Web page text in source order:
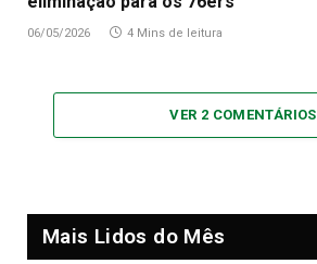
06/05/2026 4 Mins de leitura
VER 2 COMENTÁRIOS
Mais Lidos do Mês